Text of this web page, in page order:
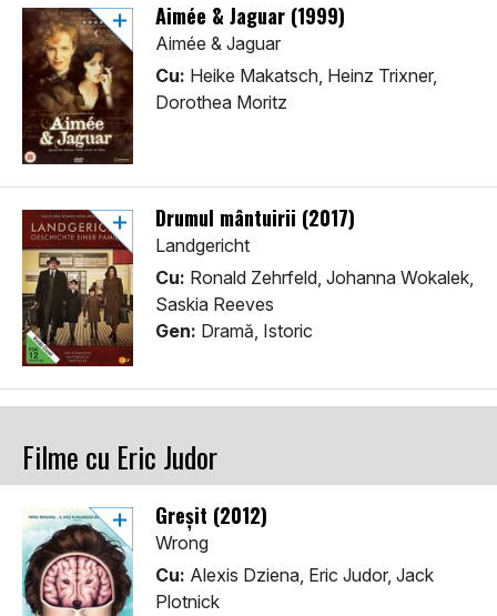
Aimée & Jaguar (1999)
Aimée & Jaguar
Cu: Heike Makatsch, Heinz Trixner,
Dorothea Moritz
Drumul mântuirii (2017)
Landgericht
Cu: Ronald Zehrfeld, Johanna Wokalek,
Saskia Reeves
Gen: Dramă, Istoric
Filme cu Eric Judor
Greșit (2012)
Wrong
Cu: Alexis Dziena, Eric Judor, Jack
Plotnick